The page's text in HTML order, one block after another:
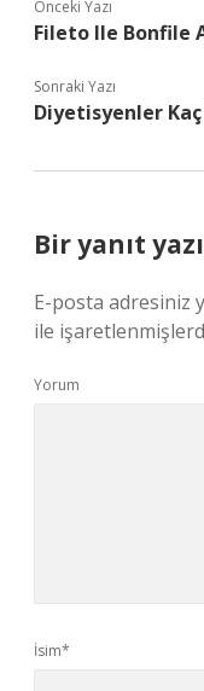
Önceki Yazı
Fileto Ile Bonfile
Sonraki Yazı
Diyetisyenler Kaç
Bir yanıt
E-posta adresiniz
ile
Yorum
İsim*